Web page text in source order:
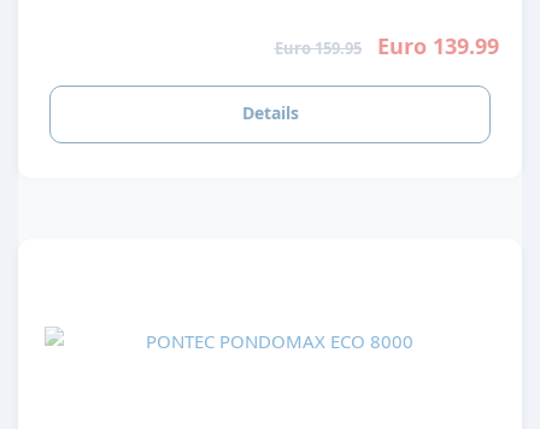
Euro 159.95 Euro 139.99
Details